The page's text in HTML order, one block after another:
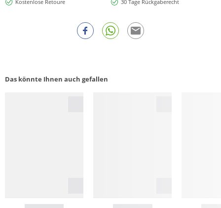
Kostenlose Retoure
30 Tage Rückgaberecht
Das könnte Ihnen auch gefallen